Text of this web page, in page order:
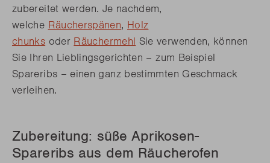
zubereitet werden. Je nachdem,
welche Räucherspänen, Holz
chunks oder Räuchermehl Sie verwenden, können
Sie Ihren Lieblingsgerichten – zum Beispiel
Spareribs – einen ganz bestimmten Geschmack
verleihen.
Zubereitung: süße Aprikosen-
Spareribs aus dem Räucherofen